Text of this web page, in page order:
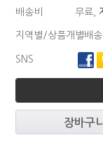
배송비 무료,
지역별/상품개별배
SNS
장바구니